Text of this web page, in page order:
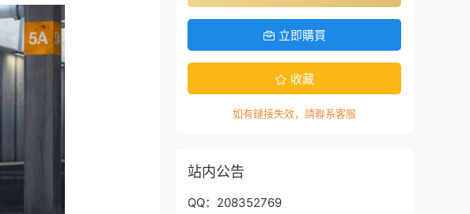
立即購買
收藏
如有鏈接失效，請聯系客服
站内公告
QQ：208352769